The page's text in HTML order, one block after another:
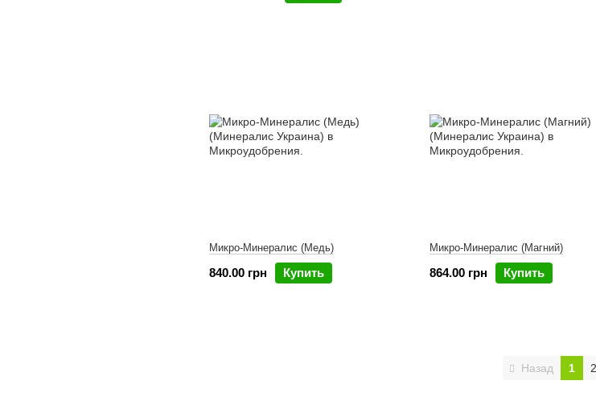
Микро-Минералис (Медь)
840.00 грн Купить
Микро-Минералис (Магний)
864.00 грн Купить
Назад 1 2